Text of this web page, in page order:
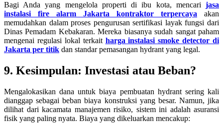
Bagi Anda yang mengelola properti di ibu kota, mencari jasa
instalasi fire alarm Jakarta kontraktor terpercaya akan
memudahkan dalam proses pengurusan sertifikasi layak fungsi dari
Dinas Pemadam Kebakaran. Mereka biasanya sudah sangat paham
mengenai regulasi lokal terkait harga instalasi smoke detector di
Jakarta per titik dan standar pemasangan hydrant yang legal.
9. Kesimpulan: Investasi atau Beban?
Mengalokasikan dana untuk biaya pembuatan hydrant sering kali
dianggap sebagai beban biaya konstruksi yang besar. Namun, jika
dilihat dari kacamata manajemen risiko, sistem ini adalah asuransi
fisik yang paling nyata. Biaya yang dikeluarkan mencakup: